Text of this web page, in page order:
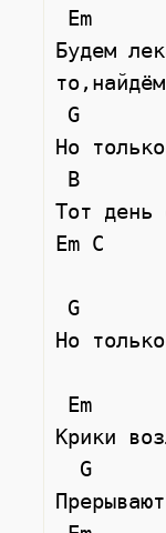
Будем
Но
Тот день
Em C
Но
Крики